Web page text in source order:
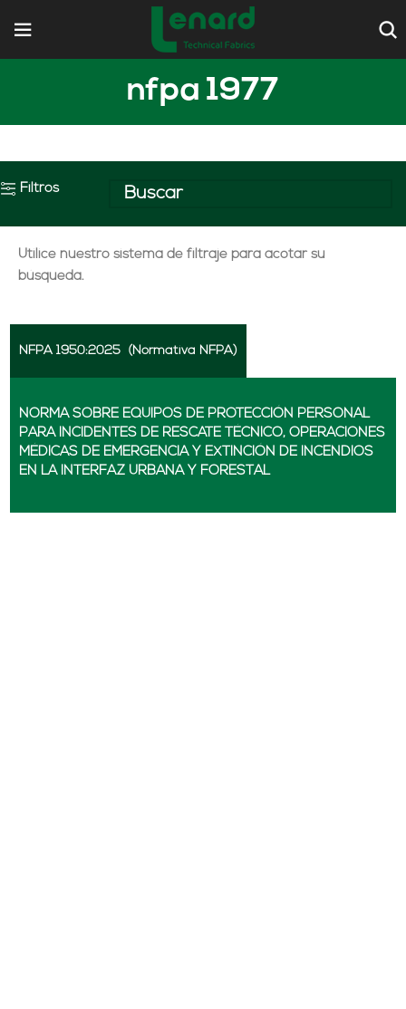
nfpa 1977
Filtros
Utilice nuestro sistema de filtraje para acotar su
búsqueda.
NFPA 1950:2025 (Normativa NFPA)
NORMA SOBRE EQUIPOS DE PROTECCIÓN PERSONAL
PARA INCIDENTES DE RESCATE TÉCNICO, OPERACIONES
MÉDICAS DE EMERGENCIA Y EXTINCIÓN DE INCENDIOS
EN LA INTERFAZ URBANA Y FORESTAL